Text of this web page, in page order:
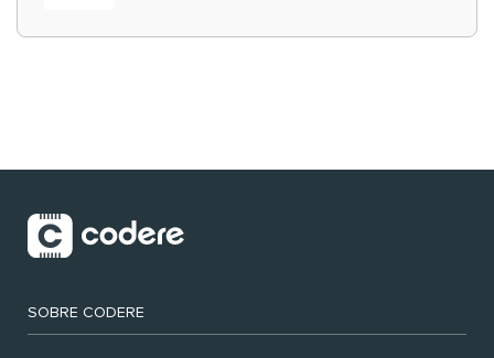
SOBRE CODERE